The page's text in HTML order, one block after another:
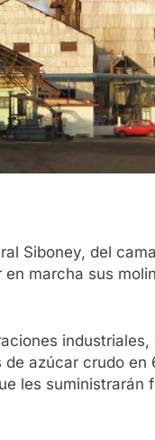
Siboney, del
en marcha sus
azúcar crudo en
les